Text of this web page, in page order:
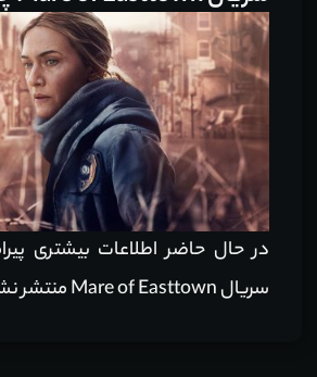
در حال حاضر اطلاعات بیشتری
سریال Mare of Easttown منتشر نشده است.